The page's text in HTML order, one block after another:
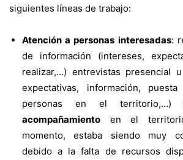
siguientes líneas de trabajo:
Atención a personas interesadas:
de información (intereses,
realizar,…) entrevistas presencial
expectativas, información,
personas en el
acompañamiento en el
momento, estaba siendo muy
debido a la falta de recursos